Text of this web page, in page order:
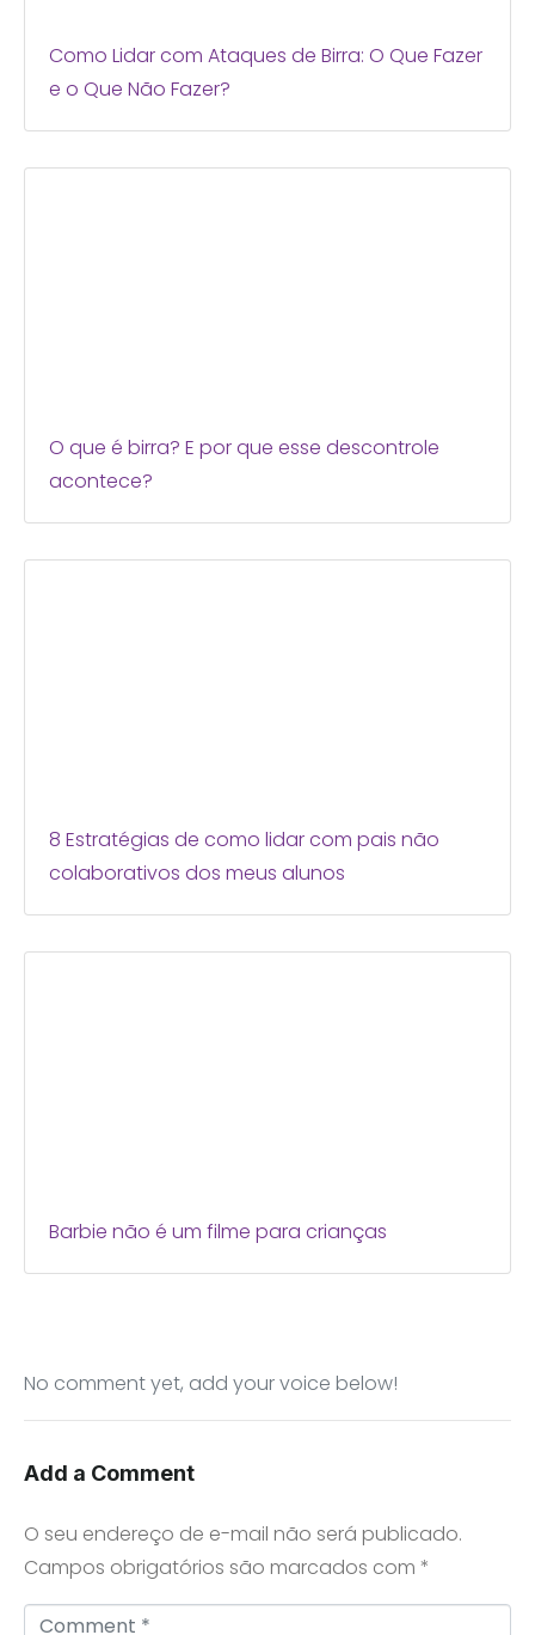
Como Lidar com Ataques de Birra: O Que Fazer
e o Que Não Fazer?
O que é birra? E por que esse descontrole
acontece?
8 Estratégias de como lidar com pais não
colaborativos dos meus alunos
Barbie não é um filme para crianças
No comment yet, add your voice below!
Add a Comment
O seu endereço de e-mail não será publicado.
Campos obrigatórios são marcados com *
Comment *